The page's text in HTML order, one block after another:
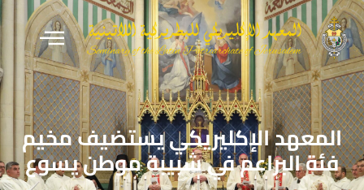
المعهد الإكليريكي يستضيف مخيم
فئة البراعم في شبيبة موطن يسوع